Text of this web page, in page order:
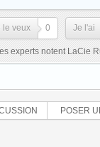
le veux 0 Je l'ai
experts notent LaCie
POSER